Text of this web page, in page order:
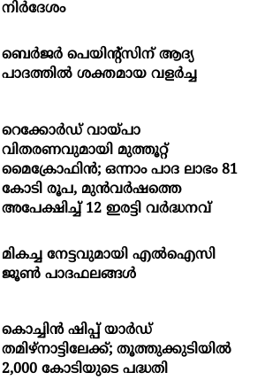
നിർദേശം
ബെർജർ പെയിന്റ്സിന് ആദ്യ
പാദത്തിൽ ശക്തമായ വളർച്ച
റെക്കോർഡ് വായ്പാ
വിതരണവുമായി മുത്തൂറ്റ്
മൈക്രോഫിൻ; ഒന്നാം പാദ ലാഭം 81
കോടി രൂപ, മുൻവർഷത്തെ
അപേക്ഷിച്ച് 12 ഇരട്ടി വർദ്ധനവ്
മികച്ച നേട്ടവുമായി എൽഐസി
ജൂൺ പാദഫലങ്ങൾ
കൊച്ചിന്‍ ഷിപ്പ് യാർഡ്
തമിഴ്നാട്ടിലേക്ക്; തൂത്തുക്കുടിയിൽ
2,000 കോടിയുടെ പദ്ധതി